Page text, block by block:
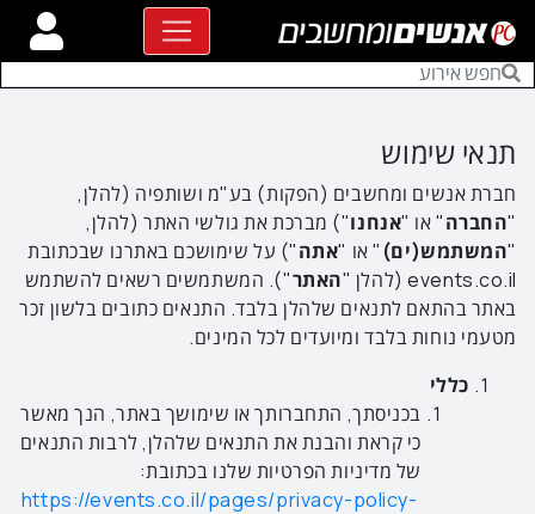
תנאי שימוש
חברת אנשים ומחשבים (הפקות) בע"מ ושותפיה (להלן,
"החברה" או "אנחנו") מברכת את גולשי האתר (להלן,
"המשתמש(ים) " או "אתה") על שימושכם באתרנו שבכתובת
events.co.il (להלן "
האתר"). המשתמשים רשאים להשתמש
באתר בהתאם לתנאים שלהלן בלבד. התנאים כתובים בלשון זכר
מטעמי נוחות בלבד ומיועדים לכל המינים.
כללי
בכניסתך, התחברותך או שימושך באתר, הנך מאשר
כי קראת והבנת את התנאים שלהלן, לרבות התנאים
של מדיניות הפרטיות שלנו בכתובת:
https://events.co.il/pages/privacy-policy-